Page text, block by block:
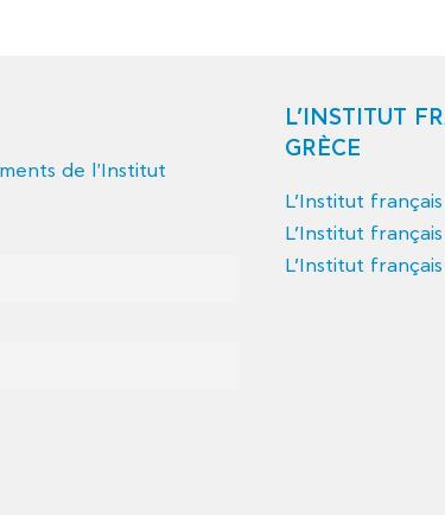
de l'Institut
L’INSTITUT
GRÈCE
L’Institut
L’Institut
L’Institut